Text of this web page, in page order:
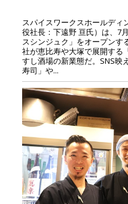
スパイスワークスホールディ
役社長：下遠野 亘氏）は、7
スシンジュク」をオープンす
社が恵比寿や大塚で展開する
すし酒場の新業態だ。SNS映
寿司」や...